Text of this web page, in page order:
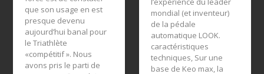
que son usage en est
presque devenu
aujourd’hui banal pour
le Triathlète
«compétitif ». Nous
avons pris le parti de
mondial (et inventeur)
de la pédale
automatique LOOK.
caractéristiques
techniques, Sur une
base de Keo max, la